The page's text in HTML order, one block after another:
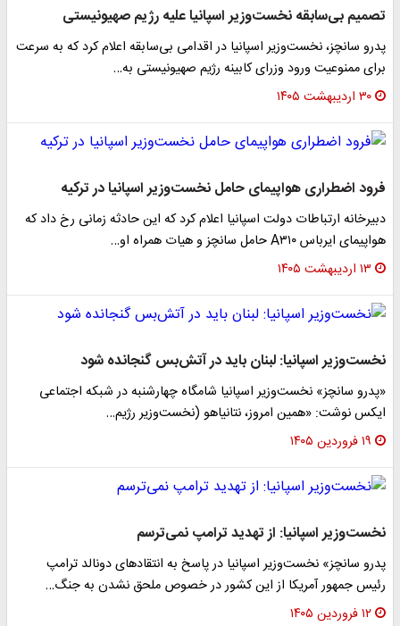
تصمیم بی‌سابقه نخست‌وزیر اسپانیا علیه رژیم صهیونیستی
پدرو سانچز، نخست‌وزیر اسپانیا در اقدامی بی‌سابقه اعلام کرد که به سرعت
برای ممنوعیت ورود وزرای کابینه رژیم صهیونیستی به…
۳۰ اردیبهشت ۱۴۰۵
فرود اضطراری هواپیمای حامل نخست‌وزیر اسپانیا در ترکیه
دبیرخانه ارتباطات دولت اسپانیا اعلام کرد که این حادثه زمانی رخ داد که
هواپیمای ایرباس A۳۱۰ حامل سانچز و هیات همراه او…
۱۳ اردیبهشت ۱۴۰۵
نخست‌وزیر اسپانیا: لبنان باید در آتش‌بس گنجانده شود
«پدرو سانچز» نخست‌وزیر اسپانیا شامگاه چهارشنبه در شبکه اجتماعی
ایکس نوشت: «همین امروز، نتانیاهو (نخست‌وزیر رژیم…
۱۹ فروردین ۱۴۰۵
نخست‌وزیر اسپانیا: از تهدید ترامپ نمی‌ترسم
پدرو سانچز» نخست‌وزیر اسپانیا در پاسخ به انتقادهای دونالد ترامپ
رئیس جمهور آمریکا از این کشور در خصوص ملحق نشدن به جنگ…
۱۲ فروردین ۱۴۰۵